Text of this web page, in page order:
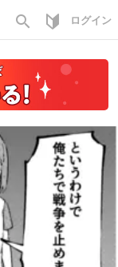
search ログイン